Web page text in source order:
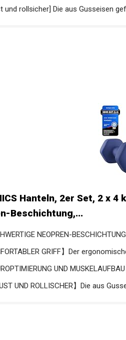
Beschichtung,...
NEOPREN-
GRIFF】Der
UND
UND ROLLISCHER】Die aus